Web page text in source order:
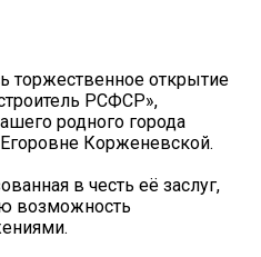
торжественное открытие
РСФСР»,
родного города
Корженевской.
в честь её заслуг,
возможность